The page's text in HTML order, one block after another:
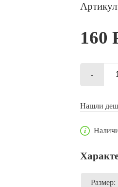
160
Бобина
0,5
/
Салатовая
-
Нашли
Размер: